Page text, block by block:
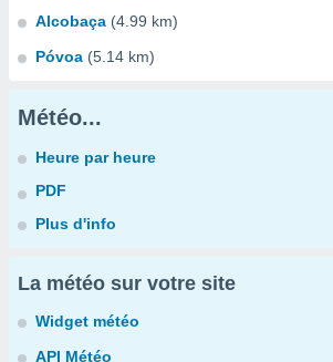
Alcobaça (4.99 km)
Póvoa (5.14 km)
Météo...
Heure par heure
PDF
Plus d'info
La météo sur votre site
Widget météo
API Météo